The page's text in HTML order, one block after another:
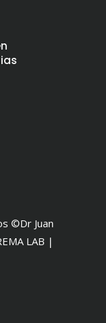
©Dr Juan
LAB |